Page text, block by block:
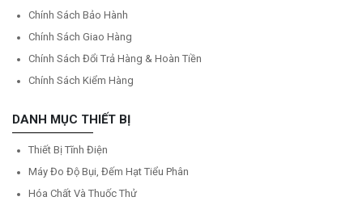
Chính Sách Bảo Hành
Chính Sách Giao Hàng
Chính Sách Đổi Trả Hàng & Hoàn Tiền
Chính Sách Kiểm Hàng
DANH MỤC THIẾT BỊ
Thiết Bị Tĩnh Điện
Máy Đo Độ Bụi, Đếm Hạt Tiểu Phân
Hóa Chất Và Thuốc Thử